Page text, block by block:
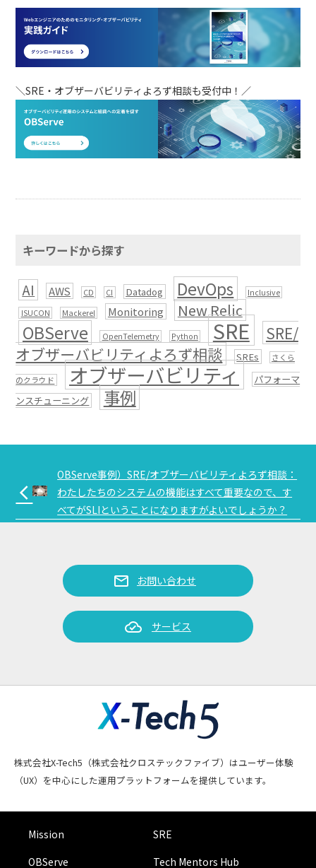
＼SRE・オブザーバビリティよろず相談も受付中！／
キーワードから探す
AI AWS CD CI Datadog DevOps
Inclusive
ISUCON
Mackerel Monitoring New Relic
OBServe OpenTelemetry Python SRE
SRE/
オブザーバビリティよろず相談
SREs さくら
のクラウド オブザーバビリティ
パフォーマ
ンスチューニング
事例
arrow_back_ios
OBServe事例）SRE/オブザーバビリティよろず相談：
わたしたちのシステムの機能はすべて重要なので、す
べてがSLIということになりますがよいでしょうか？
は？
mail
お問い合わせ
cloud_done サービス
株式会社X-Tech5（株式会社クロステックファイブ）はユーザー体験
（UX）を中心にした運用プラットフォームを提供しています。
Mission
SRE
OBServe
Tech Mentors Hub